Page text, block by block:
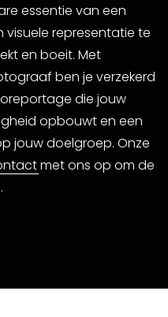
essentie van een
representatie te
en boeit. Met
ben je verzekerd
die jouw
opbouwt en een
jouw doelgroep. Onze
met ons op om de